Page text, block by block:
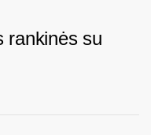
rankinės su